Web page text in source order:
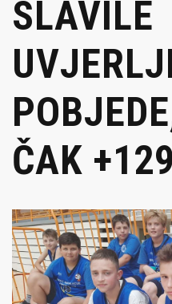
SLAVILE
ČAK